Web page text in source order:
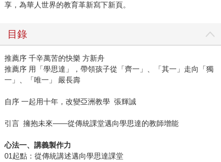
享，為華人世界的教育革新寫下新頁。
目錄
推薦序 千辛萬苦的快樂 方新舟
推薦序 用「學思達」，帶領孩子從「齊一」、「其一」走向「獨
一」、「唯一」 嚴長壽
自序 一起用十年，改變亞洲教學 張輝誠
引言 擁抱未來——從傳統課堂邁向學思達的教師增能
心法一、講義製作力
01起點：從傳統講述邁向學思達課堂